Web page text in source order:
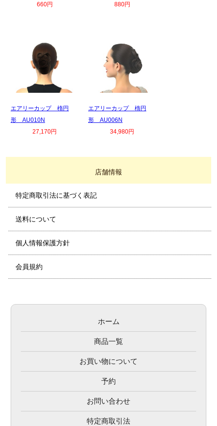
660円
880円
エアリーカップ 楕円
形 AU010N
27,170円
エアリーカップ 楕円
形 AU006N
34,980円
店舗情報
特定商取引法に基づく表記
送料について
個人情報保護方針
会員規約
ホーム
商品一覧
お買い物について
予約
お問い合わせ
特定商取引法